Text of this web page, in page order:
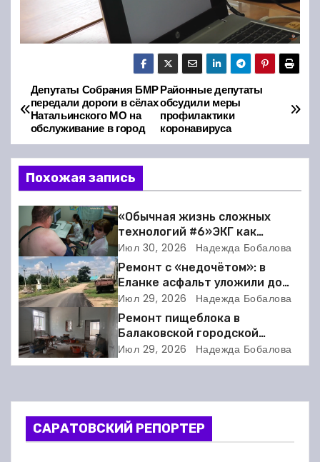
Н
а
в
и
а
ц
и
я
п
о
Районные депутаты
обсудили меры
профилактики
коронавируса
Депутаты Собрания БМР
передали дороги в сёлах
Натальинского МО на
обслуживание в город
Похожая запись
«Обычная жизнь сложных
технологий #6»ЭКГ как
искусство: когда ритм жизни
требует расшифровки
Июл 30, 2026 Надежда Бобалова
Ремонт с «недочётом»: в
Еланке асфальт уложили до
школы, но не дошли 30 метров
Июл 29, 2026 Надежда Бобалова
Ремонт пищеблока в
Балаковской городской
клинической больнице
выходит на финишную прямую
Июл 29, 2026 Надежда Бобалова
САРАТОВСКИЙ РЕПОРТЕР